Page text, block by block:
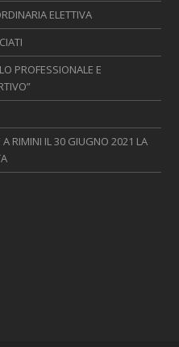
ELETTIVA
PROFESSIONALE E
RIMINI IL 30 GIUGNO 2021 LA